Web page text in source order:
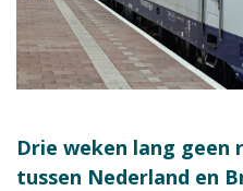
Drie weken lang
tussen Nederland en